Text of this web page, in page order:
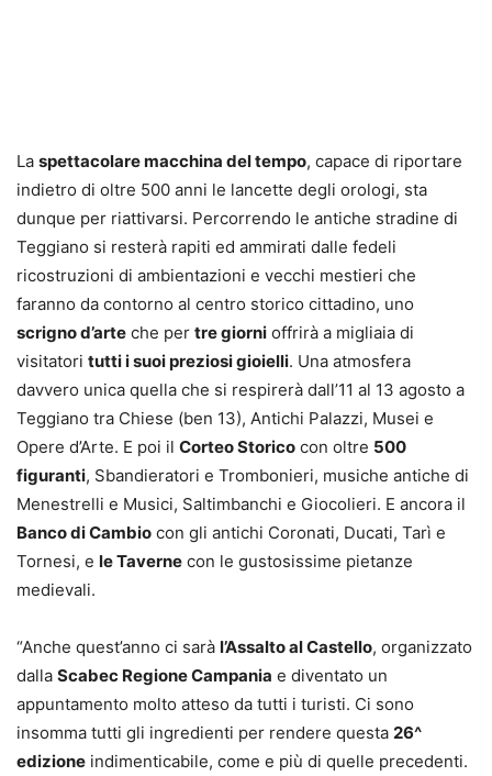
La spettacolare macchina del tempo, capace di riportare
indietro di oltre 500 anni le lancette degli orologi, sta
dunque per riattivarsi. Percorrendo le antiche stradine di
Teggiano si resterà rapiti ed ammirati dalle fedeli
ricostruzioni di ambientazioni e vecchi mestieri che
faranno da contorno al centro storico cittadino, uno
scrigno d’arte che per tre giorni offrirà a migliaia di
visitatori tutti i suoi preziosi gioielli. Una atmosfera
davvero unica quella che si respirerà dall’11 al 13 agosto a
Teggiano tra Chiese (ben 13), Antichi Palazzi, Musei e
Opere d’Arte. E poi il Corteo Storico con oltre 500
figuranti, Sbandieratori e Trombonieri, musiche antiche di
Menestrelli e Musici, Saltimbanchi e Giocolieri. E ancora il
Banco di Cambio con gli antichi Coronati, Ducati, Tarì e
Tornesi, e le Taverne con le gustosissime pietanze
medievali.
“Anche quest’anno ci sarà l’Assalto al Castello, organizzato
dalla Scabec Regione Campania e diventato un
appuntamento molto atteso da tutti i turisti. Ci sono
insomma tutti gli ingredienti per rendere questa 26^
edizione indimenticabile, come e più di quelle precedenti.